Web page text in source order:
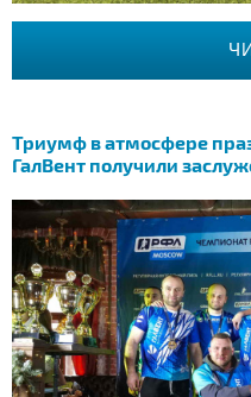
Триумф в атмосфере
ГалВент получили